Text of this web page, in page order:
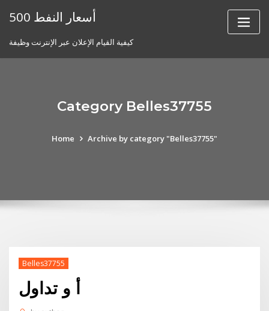
أسعار النفط 500
كيفية القيام الإعلان عبر الإنترنت وظيفة
Category Belles37755
Home Archive by category "Belles37755"
Belles37755
أ و تداول